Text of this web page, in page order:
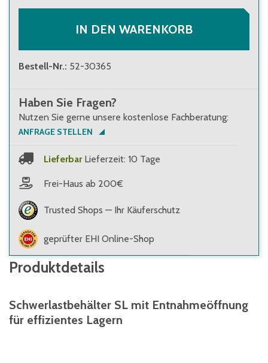
ab 100 Stück
IN DEN WARENKORB
Bestell-Nr.: 52-30365
Haben Sie Fragen?
Nutzen Sie gerne unsere kostenlose Fachberatung:
ANFRAGE STELLEN
Lieferbar Lieferzeit: 10 Tage
Frei-Haus ab 200€
Trusted Shops — Ihr Käuferschutz
geprüfter EHI Online-Shop
Produktdetails
Schwerlastbehälter SL mit Entnahmeöffnung
für effizientes Lagern